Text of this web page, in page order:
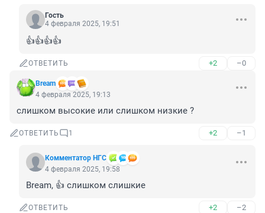
Гость
4 февраля 2025, 19:51
👍👍👍👍
ОТВЕТИТЬ +2 –0
Bream
4 февраля 2025, 19:13
слишком высокие или слишком низкие ?
ОТВЕТИТЬ 1 +2 –1
Комментатор НГС
4 февраля 2025, 19:58
Bream, 👍 слишком слишкие
ОТВЕТИТЬ +2 –2